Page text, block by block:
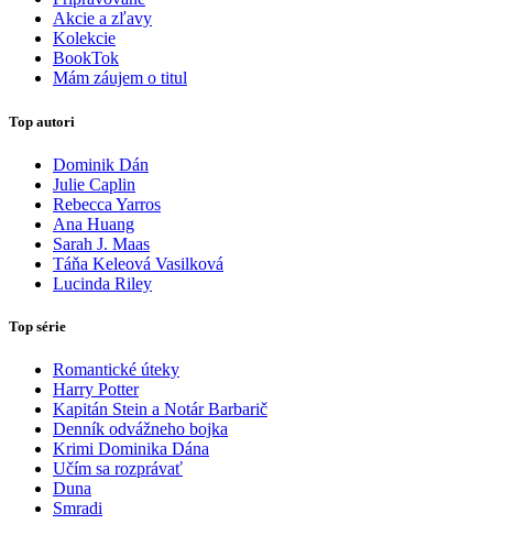
Akcie a zľavy
Kolekcie
BookTok
Mám záujem o titul
Top autori
Dominik Dán
Julie Caplin
Rebecca Yarros
Ana Huang
Sarah J. Maas
Táňa Keleová Vasilková
Lucinda Riley
Top série
Romantické úteky
Harry Potter
Kapitán Stein a Notár Barbarič
Denník odvážneho bojka
Krimi Dominika Dána
Učím sa rozprávať
Duna
Smradi